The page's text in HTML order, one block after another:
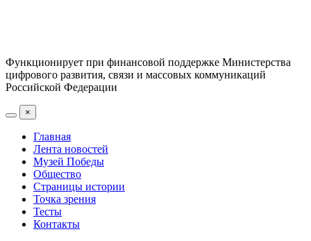
Функционирует при финансовой поддержке Министерства
цифрового развития, связи и массовых коммуникаций
Российской Федерации
×
Главная
Лента новостей
Музей Победы
Общество
Страницы истории
Точка зрения
Тесты
Контакты